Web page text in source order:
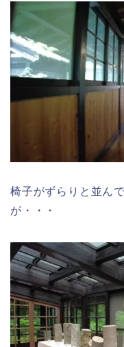
椅子がずらりと並ん
が・・・